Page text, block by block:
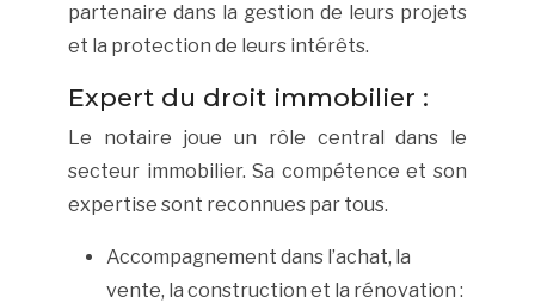
partenaire dans la gestion de leurs projets
et la protection de leurs intérêts.
Expert du droit immobilier :
Le notaire joue un rôle central dans le
secteur immobilier. Sa compétence et son
expertise sont reconnues par tous.
Accompagnement dans l’achat, la
vente, la construction et la rénovation :